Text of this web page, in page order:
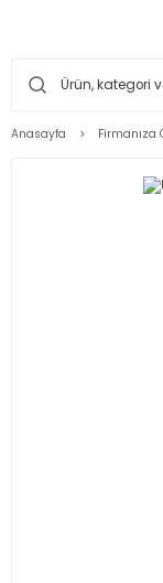
Anasayfa Firmanıza